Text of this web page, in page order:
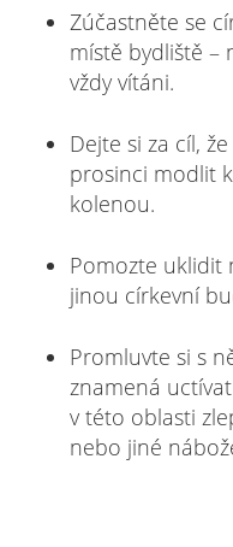
Zúčastněte se
místě bydliště –
vždy vítáni.
Dejte si za cíl,
prosinci modlit
kolenou.
Pomozte uklidit
jinou církevní
Promluvte si s
znamená
v této oblasti
nebo jiné